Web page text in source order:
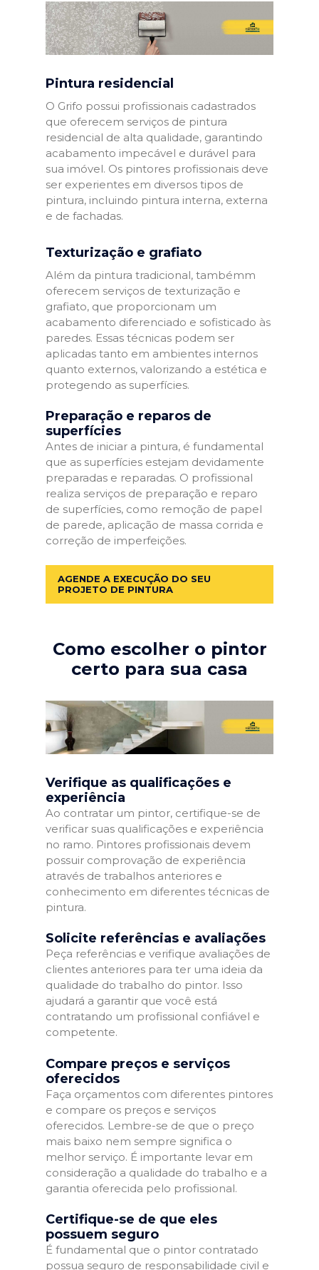
Pintura residencial
O Grifo possui profissionais cadastrados
que oferecem serviços de pintura
residencial de alta qualidade, garantindo
acabamento impecável e durável para
sua imóvel. Os pintores profissionais deve
ser experientes em diversos tipos de
pintura, incluindo pintura interna, externa
e de fachadas.
Texturização e grafiato
Além da pintura tradicional, tambémm
oferecem serviços de texturização e
grafiato, que proporcionam um
acabamento diferenciado e sofisticado às
paredes. Essas técnicas podem ser
aplicadas tanto em ambientes internos
quanto externos, valorizando a estética e
protegendo as superfícies.
Preparação e reparos de
superfícies
Antes de iniciar a pintura, é fundamental
que as superfícies estejam devidamente
preparadas e reparadas. O profissional
realiza serviços de preparação e reparo
de superfícies, como remoção de papel
de parede, aplicação de massa corrida e
correção de imperfeições.
AGENDE A EXECUÇÃO DO SEU
PROJETO DE PINTURA
Como escolher o pintor
certo para sua casa
Verifique as qualificações e
experiência
Ao contratar um pintor, certifique-se de
verificar suas qualificações e experiência
no ramo. Pintores profissionais devem
possuir comprovação de experiência
através de trabalhos anteriores e
conhecimento em diferentes técnicas de
pintura.
Solicite referências e avaliações
Peça referências e verifique avaliações de
clientes anteriores para ter uma ideia da
qualidade do trabalho do pintor. Isso
ajudará a garantir que você está
contratando um profissional confiável e
competente.
Compare preços e serviços
oferecidos
Faça orçamentos com diferentes pintores
e compare os preços e serviços
oferecidos. Lembre-se de que o preço
mais baixo nem sempre significa o
melhor serviço. É importante levar em
consideração a qualidade do trabalho e a
garantia oferecida pelo profissional.
Certifique-se de que eles
possuem seguro
É fundamental que o pintor contratado
possua seguro de responsabilidade civil e